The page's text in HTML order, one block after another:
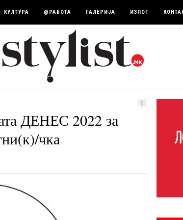
КУЛТУРА @РАБОТА ГАЛЕРИЈА ИЗЛОГ
0
ДЕНЕС 2022 за
чка